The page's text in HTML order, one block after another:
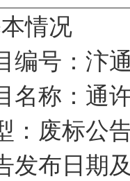
情况
编号：汴
名称：通
：废标公
发布日期